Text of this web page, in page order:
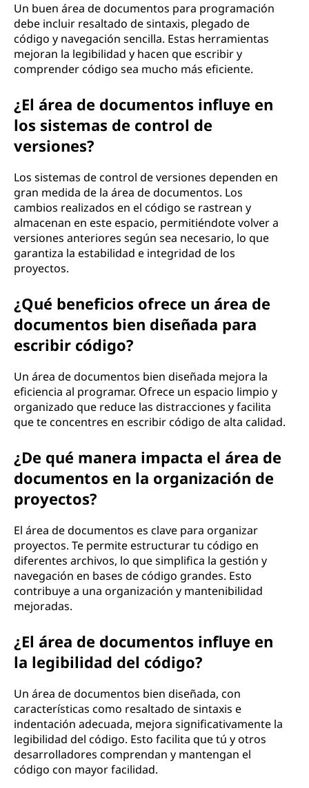
Un buen área de documentos para programación
debe incluir resaltado de sintaxis, plegado de
código y navegación sencilla. Estas herramientas
mejoran la legibilidad y hacen que escribir y
comprender código sea mucho más eficiente.
¿El área de documentos influye en
los sistemas de control de
versiones?
Los sistemas de control de versiones dependen en
gran medida de la área de documentos. Los
cambios realizados en el código se rastrean y
almacenan en este espacio, permitiéndote volver a
versiones anteriores según sea necesario, lo que
garantiza la estabilidad e integridad de los
proyectos.
¿Qué beneficios ofrece un área de
documentos bien diseñada para
escribir código?
Un área de documentos bien diseñada mejora la
eficiencia al programar. Ofrece un espacio limpio y
organizado que reduce las distracciones y facilita
que te concentres en escribir código de alta calidad.
¿De qué manera impacta el área de
documentos en la organización de
proyectos?
El área de documentos es clave para organizar
proyectos. Te permite estructurar tu código en
diferentes archivos, lo que simplifica la gestión y
navegación en bases de código grandes. Esto
contribuye a una organización y mantenibilidad
mejoradas.
¿El área de documentos influye en
la legibilidad del código?
Un área de documentos bien diseñada, con
características como resaltado de sintaxis e
indentación adecuada, mejora significativamente la
legibilidad del código. Esto facilita que tú y otros
desarrolladores comprendan y mantengan el
código con mayor facilidad.